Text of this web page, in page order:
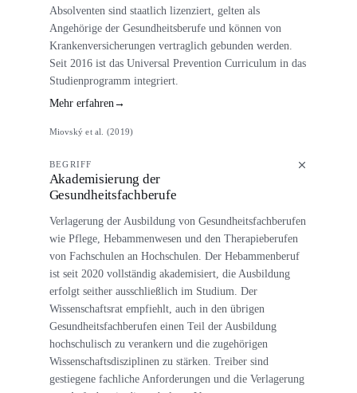
Absolventen sind staatlich lizenziert, gelten als
Angehörige der Gesundheitsberufe und können von
Krankenversicherungen vertraglich gebunden werden.
Seit 2016 ist das Universal Prevention Curriculum in das
Studienprogramm integriert.
Mehr erfahren→
Miovský et al. (2019)
BEGRIFF
Akademisierung der
Gesundheitsfachberufe
Verlagerung der Ausbildung von Gesundheitsfachberufen
wie Pflege, Hebammenwesen und den Therapieberufen
von Fachschulen an Hochschulen. Der Hebammenberuf
ist seit 2020 vollständig akademisiert, die Ausbildung
erfolgt seither ausschließlich im Studium. Der
Wissenschaftsrat empfiehlt, auch in den übrigen
Gesundheitsfachberufen einen Teil der Ausbildung
hochschulisch zu verankern und die zugehörigen
Wissenschaftsdisziplinen zu stärken. Treiber sind
gestiegene fachliche Anforderungen und die Verlagerung